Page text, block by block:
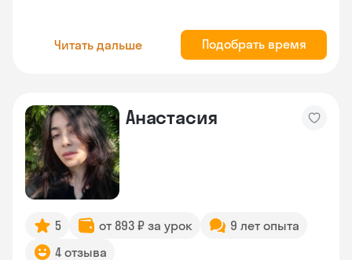
Читать дальше Подобрать время
Анастасия
5 от 893 ₽ за урок
9 лет опыта
4 отзыва